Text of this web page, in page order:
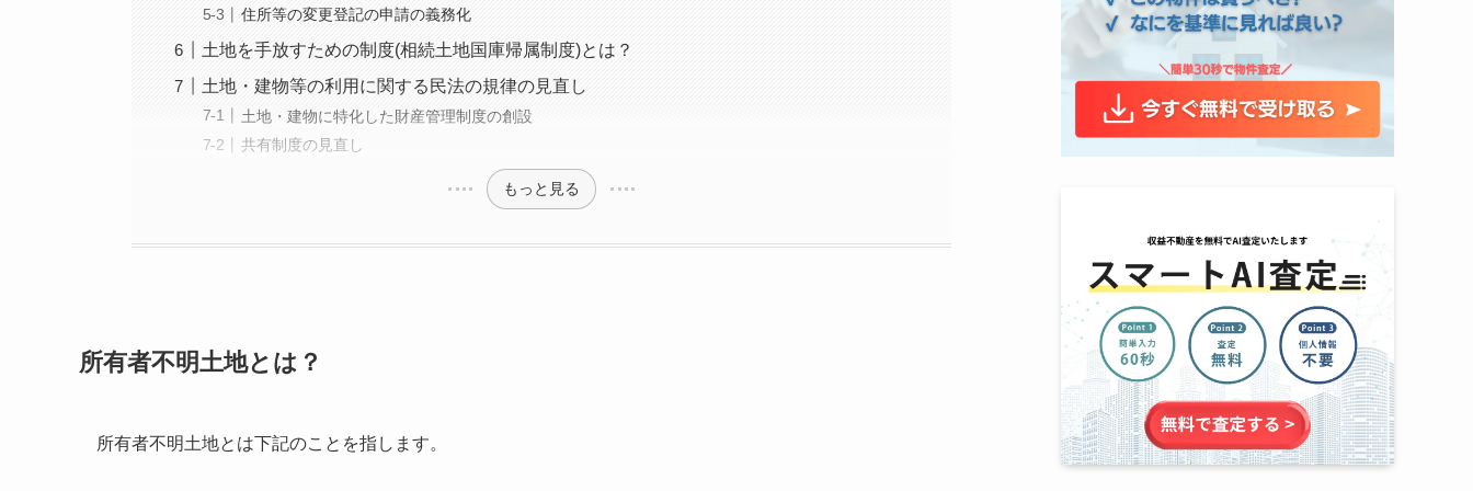
住所等の変更登記の申請の義務化
土地を手放すための制度(相続土地国庫帰属制度)とは？
土地・建物等の利用に関する民法の規律の見直し
土地・建物に特化した財産管理制度の創設
共有制度の見直し
もっと見る
所有者不明土地とは？
所有者不明土地とは下記のことを指します。